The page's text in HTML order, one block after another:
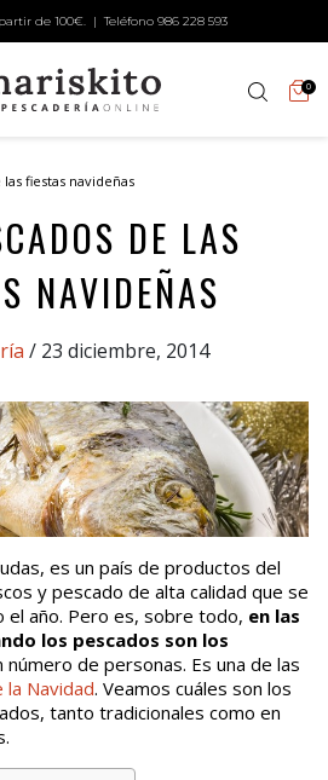
de 100€. | Teléfono 986 228 593
0
fiestas navideñas
DE LAS
NAVIDEÑAS
/ 23 diciembre, 2014
es un país de productos del
y pescado de alta calidad que se
el año. Pero es, sobre todo, en las
los pescados son los
número de personas. Es una de las
la Navidad. Veamos cuáles son los
tanto tradicionales como en